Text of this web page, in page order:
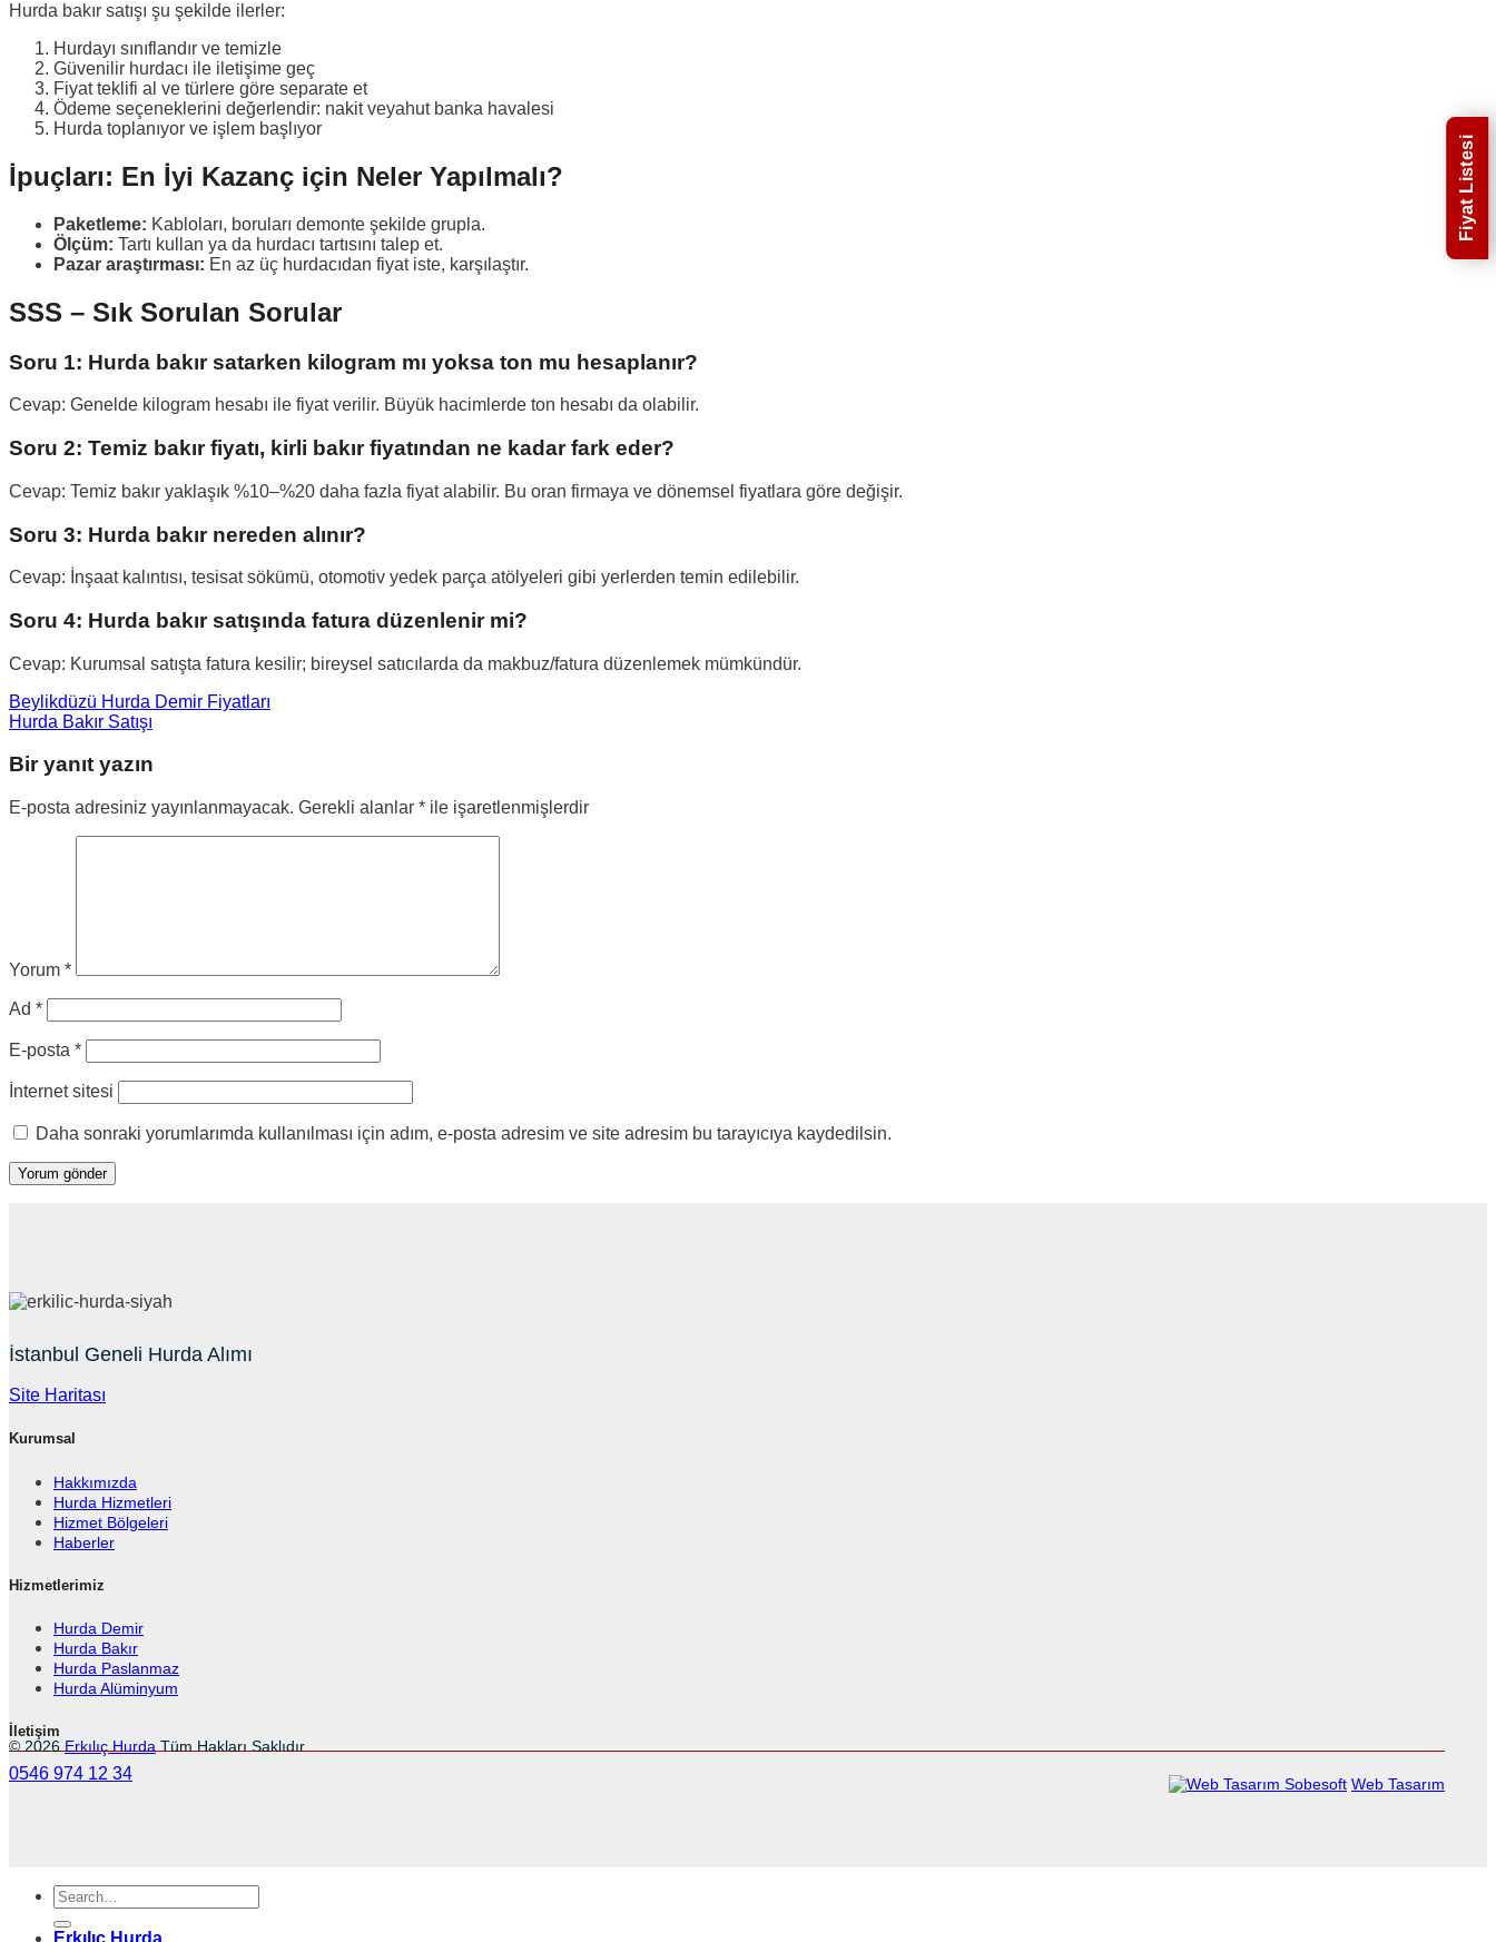
Hurda bakır satışı şu şekilde ilerler:
Hurdayı sınıflandır ve temizle
Güvenilir hurdacı ile iletişime geç
Fiyat teklifi al ve türlere göre separate et
Ödeme seçeneklerini değerlendir: nakit veyahut banka havalesi
Hurda toplanıyor ve işlem başlıyor
İpuçları: En İyi Kazanç için Neler Yapılmalı?
Paketleme: Kabloları, boruları demonte şekilde grupla.
Ölçüm: Tartı kullan ya da hurdacı tartısını talep et.
Pazar araştırması: En az üç hurdacıdan fiyat iste, karşılaştır.
SSS – Sık Sorulan Sorular
Soru 1: Hurda bakır satarken kilogram mı yoksa ton mu hesaplanır?
Cevap: Genelde kilogram hesabı ile fiyat verilir. Büyük hacimlerde ton hesabı da olabilir.
Soru 2: Temiz bakır fiyatı, kirli bakır fiyatından ne kadar fark eder?
Cevap: Temiz bakır yaklaşık %10–%20 daha fazla fiyat alabilir. Bu oran firmaya ve dönemsel fiyatlara göre değişir.
Soru 3: Hurda bakır nereden alınır?
Cevap: İnşaat kalıntısı, tesisat sökümü, otomotiv yedek parça atölyeleri gibi yerlerden temin edilebilir.
Soru 4: Hurda bakır satışında fatura düzenlenir mi?
Cevap: Kurumsal satışta fatura kesilir; bireysel satıcılarda da makbuz/fatura düzenlemek mümkündür.
Beylikdüzü Hurda Demir Fiyatları
Hurda Bakır Satışı
Bir yanıt yazın
E-posta adresiniz yayınlanmayacak. Gerekli alanlar * ile işaretlenmişlerdir
Yorum *
Ad *
E-posta *
İnternet sitesi
Daha sonraki yorumlarımda kullanılması için adım, e-posta adresim ve site adresim bu tarayıcıya kaydedilsin.
İstanbul Geneli Hurda Alımı
Site Haritası
Kurumsal
Hakkımızda
Hurda Hizmetleri
Hizmet Bölgeleri
Haberler
Hizmetlerimiz
Hurda Demir
Hurda Bakır
Hurda Paslanmaz
Hurda Alüminyum
İletişim
0546 974 12 34
© 2026Erkılıç HurdaTüm Hakları Saklıdır.
Sobesoft Web Tasarım
Fiyat Listesi